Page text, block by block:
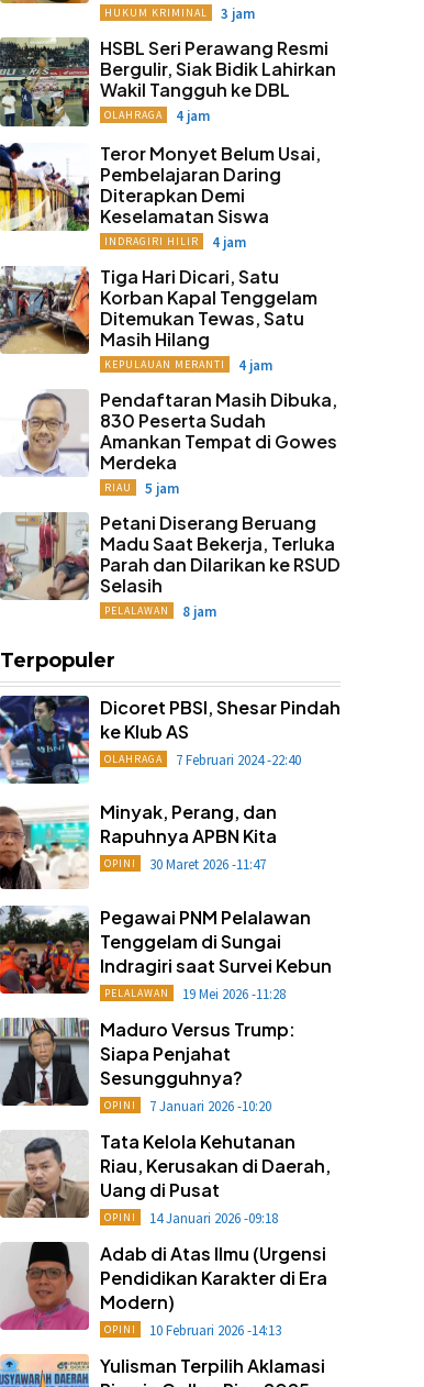
HUKUM KRIMINAL 3 jam
HSBL Seri Perawang Resmi
Bergulir, Siak Bidik Lahirkan
Wakil Tangguh ke DBL
OLAHRAGA 4 jam
Teror Monyet Belum Usai,
Pembelajaran Daring
Diterapkan Demi
Keselamatan Siswa
INDRAGIRI HILIR 4 jam
Tiga Hari Dicari, Satu
Korban Kapal Tenggelam
Ditemukan Tewas, Satu
Masih Hilang
KEPULAUAN MERANTI 4 jam
Pendaftaran Masih Dibuka,
830 Peserta Sudah
Amankan Tempat di Gowes
Merdeka
RIAU 5 jam
Petani Diserang Beruang
Madu Saat Bekerja, Terluka
Parah dan Dilarikan ke RSUD
Selasih
PELALAWAN 8 jam
Terpopuler
Dicoret PBSI, Shesar Pindah
ke Klub AS
OLAHRAGA 7 Februari 2024 -22:40
Minyak, Perang, dan
Rapuhnya APBN Kita
OPINI 30 Maret 2026 -11:47
Pegawai PNM Pelalawan
Tenggelam di Sungai
Indragiri saat Survei Kebun
PELALAWAN 19 Mei 2026 -11:28
Maduro Versus Trump:
Siapa Penjahat
Sesungguhnya?
OPINI 7 Januari 2026 -10:20
Tata Kelola Kehutanan
Riau, Kerusakan di Daerah,
Uang di Pusat
OPINI 14 Januari 2026 -09:18
Adab di Atas Ilmu (Urgensi
Pendidikan Karakter di Era
Modern)
OPINI 10 Februari 2026 -14:13
Yulisman Terpilih Aklamasi